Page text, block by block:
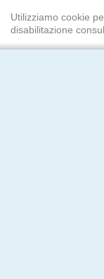
Utilizziamo cookie
disabilitazione